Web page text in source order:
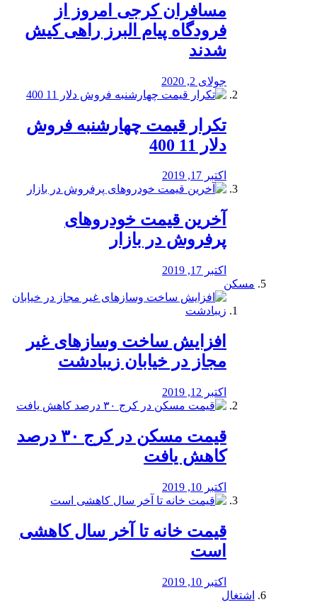
مسافران کرجی امروز از
فرودگاه پیام البرز راهی کیش
شدند
جولای 2, 2020
تکرار قیمت چهارشنبه فروش
دلار 11 400
اکتبر 17, 2019
آخرین قیمت خودرو‌های
پرفروش در بازار
اکتبر 17, 2019
مسکن
افزایش ساخت وسازهای غیر
مجاز در خیابان زیبادشت
اکتبر 12, 2019
️قیمت مسکن در کرج ۳۰ درصد
کاهش یافت
اکتبر 10, 2019
قیمت خانه تا آخر سال کاهشی
است
اکتبر 10, 2019
اشتغال